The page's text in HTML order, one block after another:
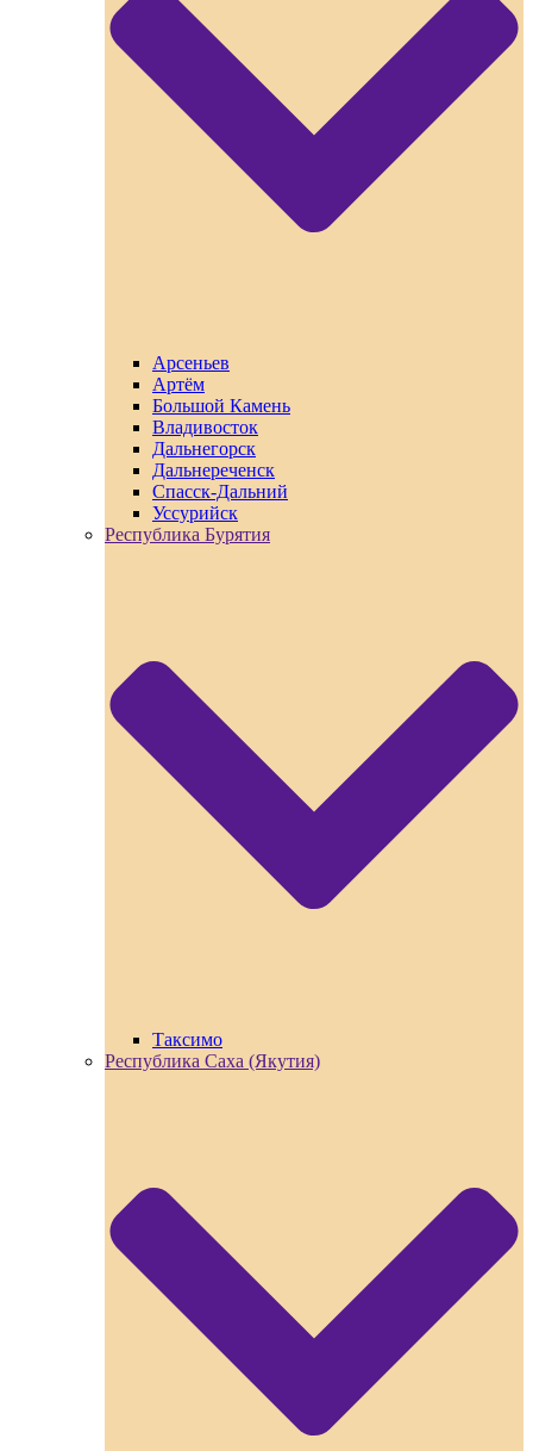
Арсеньев
Артём
Большой Камень
Владивосток
Дальнегорск
Дальнереченск
Спасск-Дальний
Уссурийск
Республика Бурятия
Таксимо
Республика Саха (Якутия)